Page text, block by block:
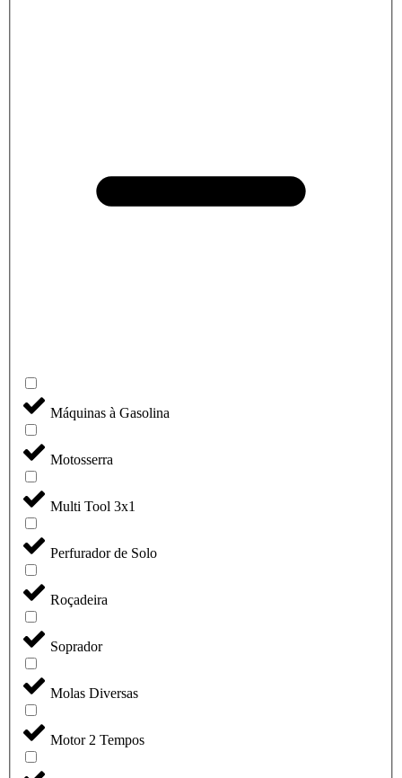
Máquinas à Gasolina
Motosserra
Multi Tool 3x1
Perfurador de Solo
Roçadeira
Soprador
Molas Diversas
Motor 2 Tempos